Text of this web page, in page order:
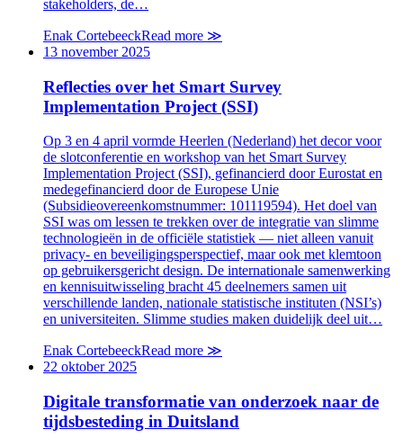
stakeholders, de…
Enak CortebeeckRead more ≫
13 november 2025
Reflecties over het Smart Survey
Implementation Project (SSI)
Op 3 en 4 april vormde Heerlen (Nederland) het decor voor
de slotconferentie en workshop van het Smart Survey
Implementation Project (SSI), gefinancierd door Eurostat en
medegefinancierd door de Europese Unie
(Subsidieovereenkomstnummer: 101119594). Het doel van
SSI was om lessen te trekken over de integratie van slimme
technologieën in de officiële statistiek — niet alleen vanuit
privacy- en beveiligingsperspectief, maar ook met klemtoon
op gebruikersgericht design. De internationale samenwerking
en kennisuitwisseling bracht 45 deelnemers samen uit
verschillende landen, nationale statistische instituten (NSI’s)
en universiteiten. Slimme studies maken duidelijk deel uit…
Enak CortebeeckRead more ≫
22 oktober 2025
Digitale transformatie van onderzoek naar de
tijdsbesteding in Duitsland